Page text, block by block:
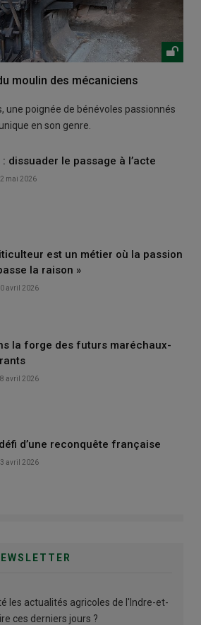
moulin des mécaniciens
une poignée de bénévoles passionnés
en son genre.
: dissuader le passage à l’acte
mai 2026
est un métier où la passion
la raison »
avril 2026
la forge des futurs maréchaux-
avril 2026
d’une reconquête française
avril 2026
les actualités agricoles de l'Indre-et-
ces derniers jours ?